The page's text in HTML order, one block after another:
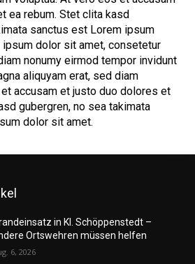
ea rebum. Stet clita kasd
sanctus est Lorem ipsum
dolor sit amet, consetetur
nonumy eirmod tempor invidunt
aliquyam erat, sed diam
accusam et justo duo dolores et
gubergren, no sea takimata
dolor sit amet.
in Kl. Schöppenstedt –
Ortswehren müssen helfen
6, 2026